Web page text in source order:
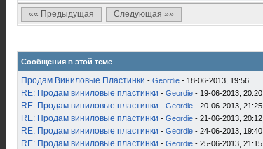
«« Предыдущая Следующая »»
Сообщения в этой теме
Продам Виниловые Пластинки - Geordie - 18-06-2013, 19:56
RE: Продам виниловые пластинки - Geordie - 19-06-2013, 20:20
RE: Продам виниловые пластинки - Geordie - 20-06-2013, 21:25
RE: Продам виниловые пластинки - Geordie - 21-06-2013, 20:12
RE: Продам виниловые пластинки - Geordie - 24-06-2013, 19:40
RE: Продам виниловые пластинки - Geordie - 25-06-2013, 21:15